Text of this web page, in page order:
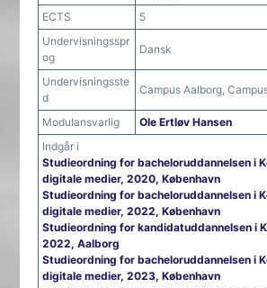
ECTS
5
Undervisningsspr
og
Dansk
Undervisningsste
d
Campus Aalborg,
Modulansvarlig
Ole Ertløv Hansen
Indgår i
Studieordning for bacheloruddannelsen i
digitale medier, 2020, København
Studieordning for bacheloruddannelsen i
digitale medier, 2022, København
Studieordning for kandidatuddannelsen i
2022, Aalborg
Studieordning for bacheloruddannelsen i
digitale medier, 2023, København